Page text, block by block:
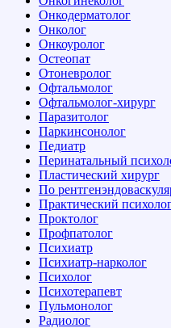
Онкодерматолог
Онколог
Онкоуролог
Остеопат
Отоневролог
Офтальмолог
Офтальмолог-хирург
Паразитолог
Паркинсонолог
Педиатр
Перинатальный
Пластический хирург
По
Практический
Проктолог
Профпатолог
Психиатр
Психиатр-нарколог
Психолог
Психотерапевт
Пульмонолог
Радиолог